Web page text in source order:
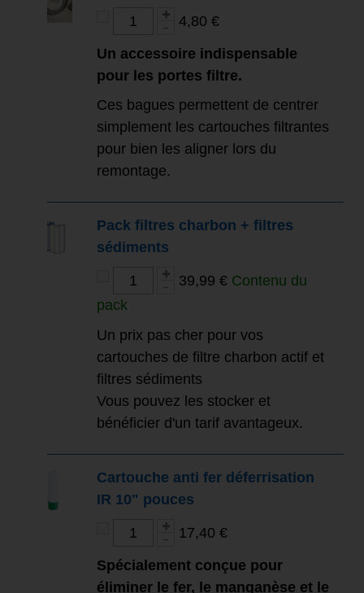
4,80 €
Un accessoire indispensable
pour les portes filtre.
Ces bagues permettent de centrer
simplement les cartouches filtrantes
pour bien les aligner lors du
remontage.
Pack filtres charbon + filtres
sédiments
39,99 € Contenu du
pack
Un prix pas cher pour vos
cartouches de filtre charbon actif et
filtres sédiments
Vous pouvez les stocker et
bénéficier d'un tarif avantageux.
Cartouche anti fer déferrisation
IR 10" pouces
17,40 €
Spécialement conçue pour
éliminer le fer, le manganèse et le